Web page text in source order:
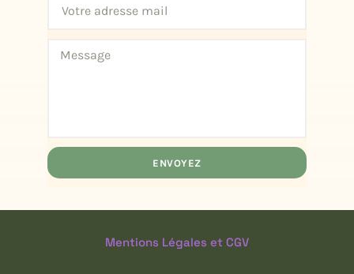
ENVOYEZ
Mentions Légales et CGV